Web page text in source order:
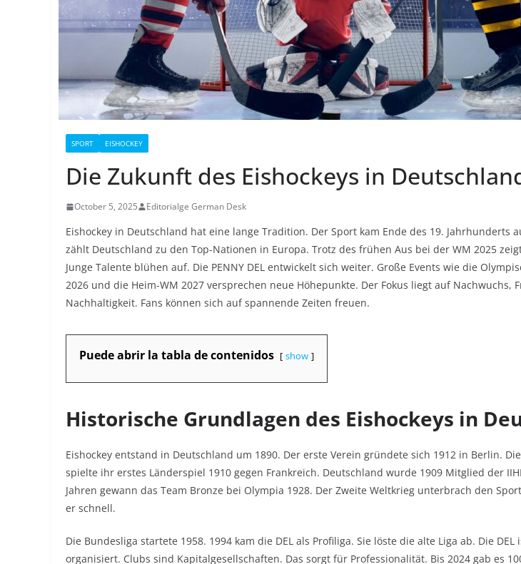
SPORT EISHOCKEY
Die Zukunft des Eishockeys in
October 5, 2025 Editorialge German Desk
Eishockey in Deutschland hat eine lange Tradition. Der Sport kam Ende des 19. Jahrhunderts
zählt Deutschland zu den Top-Nationen in Europa. Trotz des frühen Aus bei der WM 2025
Junge Talente blühen auf. Die PENNY DEL entwickelt sich weiter. Große Events wie die
2026 und die Heim-WM 2027 versprechen neue Höhepunkte. Der Fokus liegt auf Nachwuchs,
Nachhaltigkeit. Fans können sich auf spannende Zeiten freuen.
Puede abrir la tabla de contenidos show
Historische Grundlagen des Eishockeys in
Eishockey entstand in Deutschland um 1890. Der erste Verein gründete sich 1912 in Berlin.
spielte ihr erstes Länderspiel 1910 gegen Frankreich. Deutschland wurde 1909 Mitglied der
Jahren gewann das Team Bronze bei Olympia 1928. Der Zweite Weltkrieg unterbrach den
er schnell.
Die Bundesliga startete 1958. 1994 kam die DEL als Profiliga. Sie löste die alte Liga ab. Die DEL
organisiert. Clubs sind Kapitalgesellschaften. Das sorgt für Professionalität. Bis 2024 gab es